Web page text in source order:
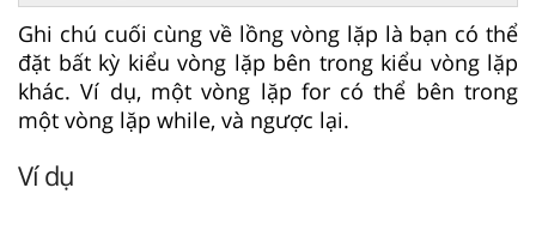
Ghi chú cuối cùng về lồng vòng lặp là bạn có thể
đặt bất kỳ kiểu vòng lặp bên trong kiểu vòng lặp
khác. Ví dụ, một vòng lặp for có thể bên trong
một vòng lặp while, và ngược lại.
Ví dụ